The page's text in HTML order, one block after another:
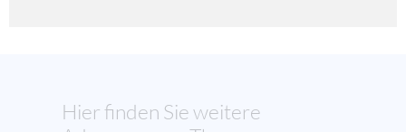
Hier finden Sie weitere